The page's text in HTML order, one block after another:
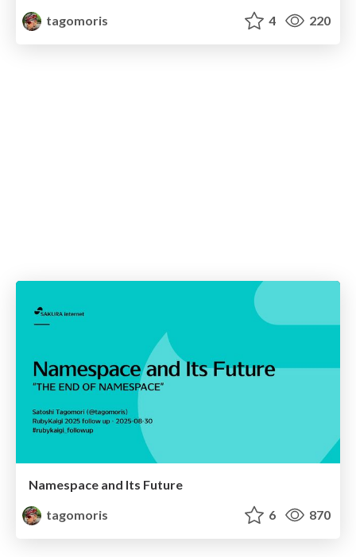
tagomoris
4 220
Namespace and Its Future
tagomoris
6 870